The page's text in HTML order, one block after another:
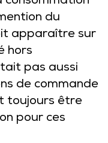
du
apparaître sur
hors
pas aussi
de commande
toujours être
pour ces